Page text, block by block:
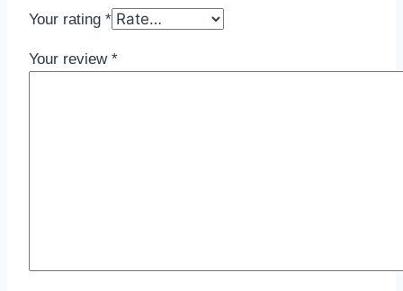
Your rating *
Your review *